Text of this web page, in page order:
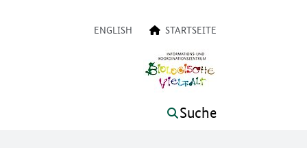
ENGLISH STARTSEITE
Suche